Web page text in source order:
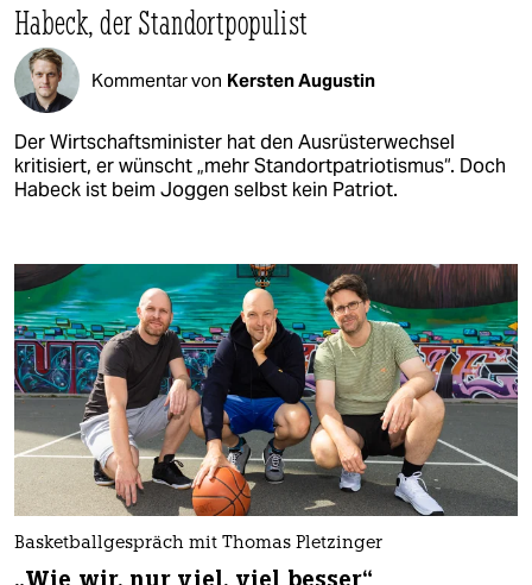
Habeck, der Standortpopulist
Kommentar von Kersten Augustin
Der Wirtschaftsminister hat den Ausrüsterwechsel
kritisiert, er wünscht „mehr Standortpatriotismus“. Doch
Habeck ist beim Joggen selbst kein Patriot.
Basketballgespräch mit Thomas Pletzinger